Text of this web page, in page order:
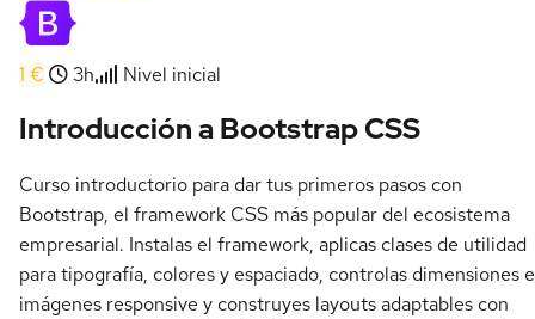
1 € 3h Nivel inicial
Introducción a Bootstrap CSS
Curso introductorio para dar tus primeros pasos con
Bootstrap, el framework CSS más popular del ecosistema
empresarial. Instalas el framework, aplicas clases de utilidad
para tipografía, colores y espaciado, controlas dimensiones e
imágenes responsive y construyes layouts adaptables con